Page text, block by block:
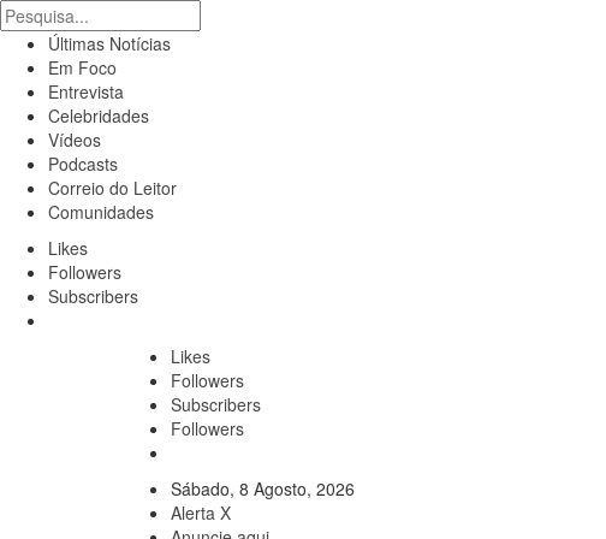
Últimas Notícias
Em Foco
Entrevista
Celebridades
Vídeos
Podcasts
Correio do Leitor
Comunidades
Likes
Followers
Subscribers
Likes
Followers
Subscribers
Followers
Sábado, 8 Agosto, 2026
Alerta X